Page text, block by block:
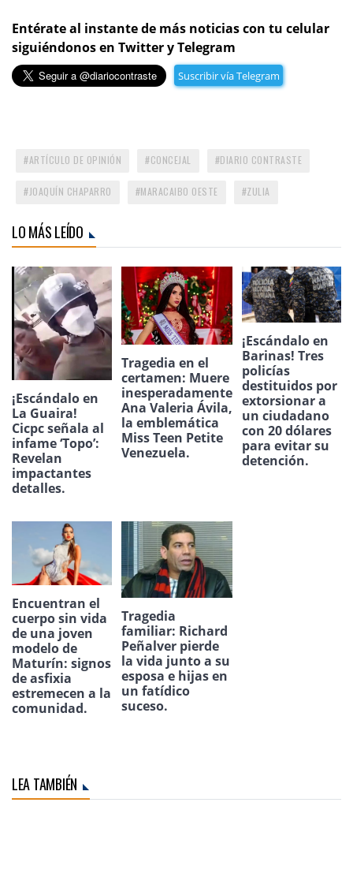
Entérate al instante de más noticias con tu celular
siguiéndonos en Twitter y Telegram
Suscribir vía Telegram
ARTÍCULO DE OPINIÓN CONCEJAL DIARIO CONTRASTE
JOAQUÍN CHAPARRO MARACAIBO OESTE ZULIA
LO MÁS LEÍDO
¡Escándalo en
La Guaira!
Cicpc señala al
infame ‘Topo’:
Revelan
impactantes
detalles.
Tragedia en el
certamen: Muere
inesperadamente
Ana Valeria Ávila,
la emblemática
Miss Teen Petite
Venezuela.
¡Escándalo en
Barinas! Tres
policías
destituidos por
extorsionar a
un ciudadano
con 20 dólares
para evitar su
detención.
Encuentran el
cuerpo sin vida
de una joven
modelo de
Maturín: signos
de asfixia
estremecen a la
comunidad.
Tragedia
familiar: Richard
Peñalver pierde
la vida junto a su
esposa e hijas en
un fatídico
suceso.
LEA TAMBIÉN